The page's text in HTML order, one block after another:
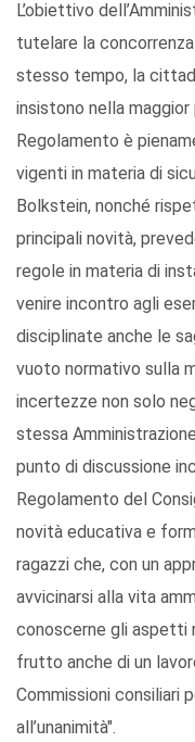
L’obiettivo
tutelare la
stesso tempo, la
insistono nella maggior
Regolamento è
vigenti in materia di
Bolkstein, nonché
principali novità,
regole in materia di
venire incontro agli
disciplinate anche le
vuoto normativo sulla
incertezze non solo
stessa
punto di discussione
Regolamento del
novità educativa e
ragazzi che, con un
avvicinarsi alla vita
conoscerne gli aspetti
frutto anche di un
Commissioni consiliari
all’unanimità".